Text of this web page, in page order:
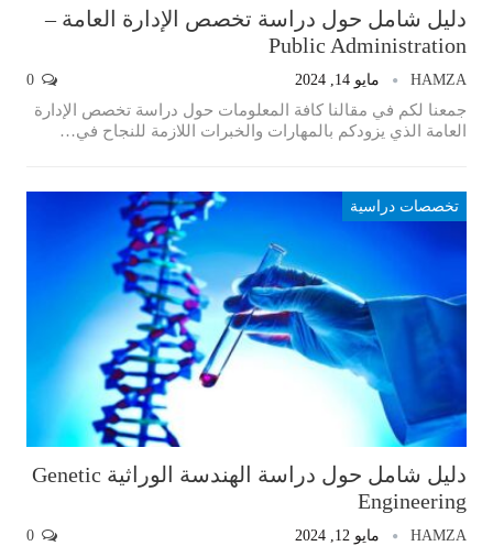
دليل شامل حول دراسة تخصص الإدارة العامة –
Public Administration
HAMZA مايو 14, 2024
جمعنا لكم في مقالنا كافة المعلومات حول دراسة تخصص الإدارة
العامة الذي يزودكم بالمهارات والخبرات اللازمة للنجاح في…
تخصصات دراسية
دليل شامل حول دراسة الهندسة الوراثية Genetic
Engineering
HAMZA مايو 12, 2024